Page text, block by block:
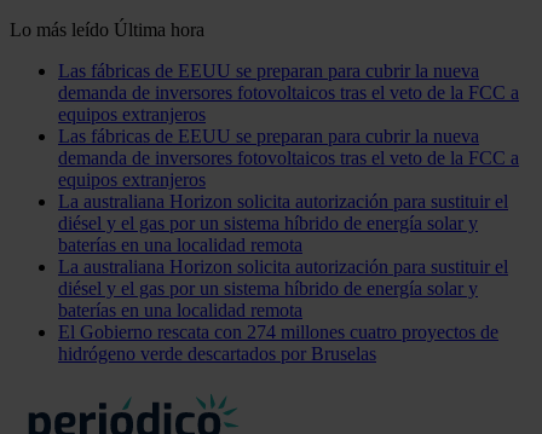
Lo más leído Última hora
Las fábricas de EEUU se preparan para cubrir la nueva
demanda de inversores fotovoltaicos tras el veto de la FCC a
equipos extranjeros
Las fábricas de EEUU se preparan para cubrir la nueva
demanda de inversores fotovoltaicos tras el veto de la FCC a
equipos extranjeros
La australiana Horizon solicita autorización para sustituir el
diésel y el gas por un sistema híbrido de energía solar y
baterías en una localidad remota
La australiana Horizon solicita autorización para sustituir el
diésel y el gas por un sistema híbrido de energía solar y
baterías en una localidad remota
El Gobierno rescata con 274 millones cuatro proyectos de
hidrógeno verde descartados por Bruselas